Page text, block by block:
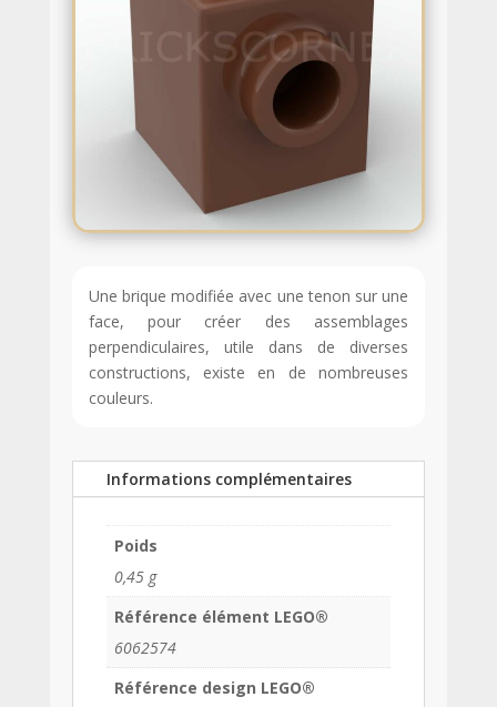
Une brique modifiée avec une tenon sur une
face, pour créer des assemblages
perpendiculaires, utile dans de diverses
constructions, existe en de nombreuses
couleurs.
Informations complémentaires
Poids
0,45 g
Référence élément LEGO®
6062574
Référence design LEGO®